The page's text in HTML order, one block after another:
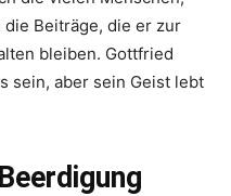
Beiträge, die er zur
bleiben. Gottfried
sein, aber sein Geist lebt